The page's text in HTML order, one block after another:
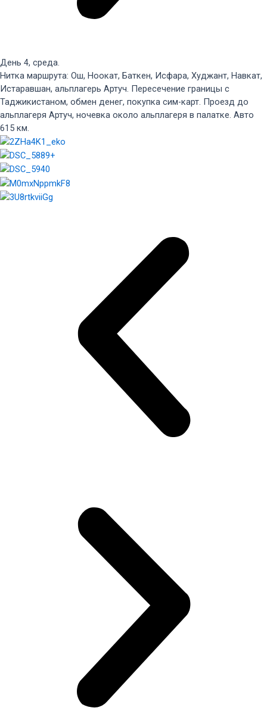
День 4, среда.
Нитка маршрута: Ош, Ноокат, Баткен, Исфара, Худжант, Навкат,
Истаравшан, альплагерь Артуч. Пересечение границы с
Таджикистаном, обмен денег, покупка сим-карт. Проезд до
альплагеря Артуч, ночевка около альплагеря в палатке. Авто
615 км.